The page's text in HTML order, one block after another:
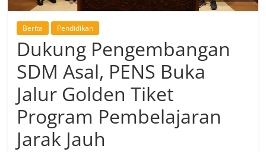
Berita Pendidikan
Dukung Pengembangan
SDM Asal, PENS Buka
Jalur Golden Tiket
Program Pembelajaran
Jarak Jauh